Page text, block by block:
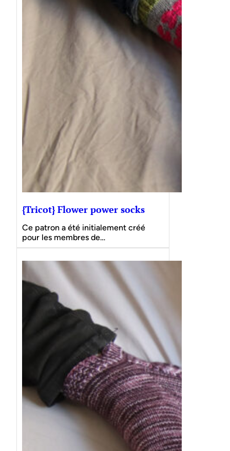
{Tricot} Flower power socks
Ce patron a été initialement créé
pour les membres de…